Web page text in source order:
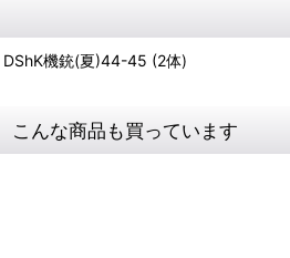
機銃(夏)44-45 (2体)
こんな商品も買っています